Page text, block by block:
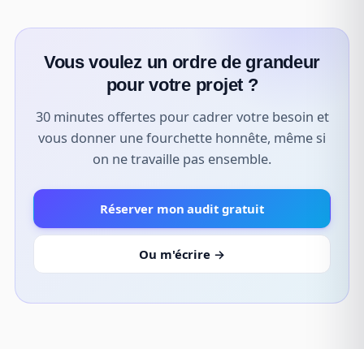
Vous voulez un ordre de grandeur
pour votre projet ?
30 minutes offertes pour cadrer votre besoin et
vous donner une fourchette honnête, même si
on ne travaille pas ensemble.
Réserver mon audit gratuit
Ou m'écrire →